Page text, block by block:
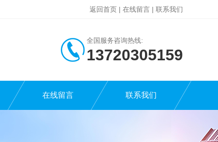
返回首页 | 在线留言 | 联系我们
全国服务咨询热线:
13720305159
在线留言 联系我们